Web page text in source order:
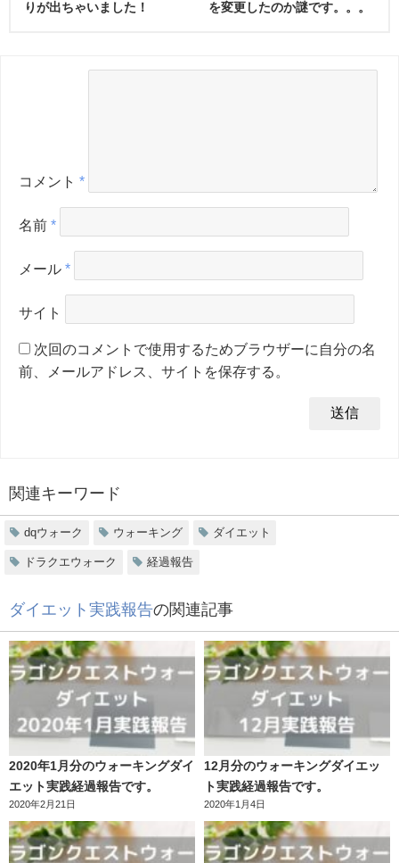
りが出ちゃいました！
を変更したのか謎です。。。
コメント *
名前 *
メール *
サイト
次回のコメントで使用するためブラウザーに自分の名
前、メールアドレス、サイトを保存する。
関連キーワード
dqウォーク ウォーキング ダイエット
ドラクエウォーク 経過報告
ダイエット実践報告の関連記事
2020年1月分のウォーキングダイ
エット実践経過報告です。
2020年2月21日
12月分のウォーキングダイエッ
ト実践経過報告です。
2020年1月4日